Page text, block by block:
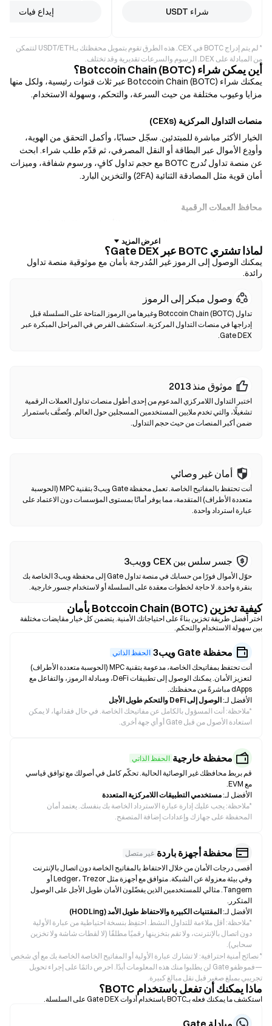
شراء USDT إيداع فيات
* لم يتم إدراج BOTC في CEX. هذه الطرق تقوم بتمويل محفظتك بـUSDT/ETH لتتمكن
من المبادلة على DEX. الرسوم والسرعات تقديرية وقد تختلف.
أين يمكن شراء Botccoin Chain (BOTC)؟
يمكنك شراء Botccoin Chain (BOTC) عبر ثلاث قنوات رئيسية، ولكل منها
مزايا وعيوب مختلفة من حيث السرعة، والتحكم، وسهولة الاستخدام.
منصات التداول المركزية (CEXs)
الخيار الأكثر مباشرة للمبتدئين. سجّل حسابًا، وأكمل التحقق من الهوية،
وأودِع الأموال عبر البطاقة أو النقل المصرفي، ثم قدّم طلب شراء. ابحث
عن منصة تداول تُدرج BOTC مع حجم تداول كافٍ، ورسوم شفافة، وميزات
أمان قوية مثل المصادقة الثنائية (2FA) والتخزين البارد.
محافظ العملات الرقمية
الوصائية الاحتفاظ بمفاتيحك الخاصة وإجراء مبادلة الرموز مباشرة داخل
واجهة المحفظة. كما تدعم بعض المحافظ الإيداع بالعملات الورقية، مما يتيح
لك شراء BOTC باستخدام بطاقة ائتمان دون الحاجة إلى المرور عبر منصة
تداول أولًا. احرص دائمًا على نسخ عبارة الأولية احتياطيًا والتحقق من عناوين
منصات التداول اللامركزية (DEXs)
هناك رسوم غاز مطبقة، وقد تختلف الأسعار عن الأسواق المركزية بسبب
عمق السيولة. تحدث أغلب أنشطة DEX على سلاسل متوافقة مع EVM
مثل Ethereum ،BNB Chain وPolygon.
لماذا تشتري BOTC عبر Gate DEX؟
يمكنك الوصول إلى الرموز غير المُدرجة بأمان مع موثوقية منصة تداول
رائدة.
وصول مبكر إلى الرموز
تداول Botccoin Chain (BOTC) وغيرها من الرموز المتاحة على السلسلة قبل
إدراجها في منصات التداول المركزية. استكشف الفرص في المراحل المبكرة عبر
Gate DEX.
موثوق منذ 2013
اختبر التداول اللامركزي المدعوم من إحدى أطول منصات تداول العملات الرقمية
تشغيلًا، والتي تخدم ملايين المستخدمين المسجلين حول العالم. وتُصنَّف باستمرار
ضمن أكبر المنصات من حيث حجم التداول.
أمان غير وصائي
أنت تحتفظ بالمفاتيح الخاصة. تعمل محفظة Gate ويب3 بتقنية MPC (الحوسبة
متعددة الأطراف) المتقدمة، مما يوفر أمانًا بمستوى المؤسسات دون الاعتماد على
عبارة استرداد واحدة.
جسر سلس بين CEX وويب3
حوّل الأموال فورًا من حسابك في منصة تداول Gate إلى محفظة ويب3 الخاصة بك
بنقرة واحدة. لا حاجة لخطوات معقدة على السلسلة أو لاستخدام جسور خارجية.
كيفية تخزين Botccoin Chain (BOTC) بأمان
اختر أفضل طريقة تخزين بناءً على احتياجاتك الأمنية. يتضمن كل خيار مقايضات مختلفة
بين سهولة الاستخدام والتحكم.
محفظة Gate ويب3
الحفظ الذاتي
أنت تحتفظ بمفاتيحك الخاصة، مدعومة بتقنية MPC (الحوسبة متعددة الأطراف)
لتعزيز الأمان. يمكنك الوصول إلى تطبيقات DeFi، ومبادلة الرموز، والتفاعل مع
dApps مباشرةً من محفظتك.
الأفضل لـ:الوصول إلى DeFi والتحكم طويل الأجل
*ملاحظة: أنت المسؤول بالكامل عن مفاتيحك الخاصة. في حال فقدانها، لا يمكن
استعادة الأصول من قبل Gate أو أي جهة أخرى.
محفظة خارجية الحفظ الذاتي
قم بربط محافظك غير الوصائية الحالية. تحكّم كامل في أصولك مع توافق قياسي
مع EVM.
الأفضل لـ:مستخدمي التطبيقات اللامركزية المتعددة
*ملاحظة: يجب عليك إدارة عبارة الاسترداد الخاصة بك بنفسك. يعتمد أمان
المحفظة على جهازك وإعدادات إضافة المتصفح.
محفظة أجهزة باردة غير متصل
أقصى درجات الأمان من خلال الاحتفاظ بالمفاتيح الخاصة دون اتصال بالإنترنت
وفي بيئة معزولة عن الشبكة. متوافق مع أجهزة مثل Ledger، Trezor أو
Tangem. مثالي للمستخدمين الذين يفضّلون الأمان طويل الأجل على الوصول
المتكرر.
الأفضل لـ:المقتنيات الكبيرة والاحتفاظ طويل الأمد (HODLing)
*ملاحظة: أقل ملاءمة للتداول النشط. احتفِظ بنسخة احتياطية من عبارة الأولية
دون اتصال بالإنترنت، ولا تقم بتخزينها رقميًا مطلقًا (لا لقطات شاشة ولا تخزين
سحابي).
* نصائح أمنية احترافية: لا تشارك عبارة الأولية أو المفاتيح الخاصة الخاصة بك مع أي شخص
—فموظفو Gate لن يطلبوا منك هذه المعلومات أبدًا. احرص دائمًا على إجراء تحويل
تجريبي بمبلغ صغير قبل نقل مبالغ كبيرة.
ماذا يمكنك أن تفعل باستخدام BOTC؟
استكشف ما يمكنك فعله بـBOTC باستخدام أدوات Gate DEX على السلسلة.
مبادلة Gate